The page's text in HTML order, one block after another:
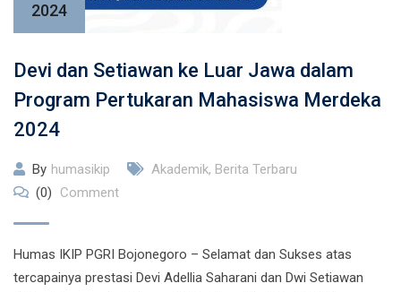
2024
Devi dan Setiawan ke Luar Jawa dalam
Program Pertukaran Mahasiswa Merdeka
2024
By humasikip Akademik, Berita Terbaru
(0)
Comment
Humas IKIP PGRI Bojonegoro – Selamat dan Sukses atas
tercapainya prestasi Devi Adellia Saharani dan Dwi Setiawan